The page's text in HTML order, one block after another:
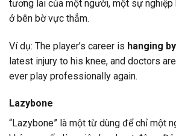
tương lai của một người, một sự nghiệp
ở bên bờ vực thẳm.
Ví dụ: The player’s career is hanging
latest injury to his knee, and doctors
ever play professionally again.
Lazybone
“Lazybone” là một từ dùng để chỉ một